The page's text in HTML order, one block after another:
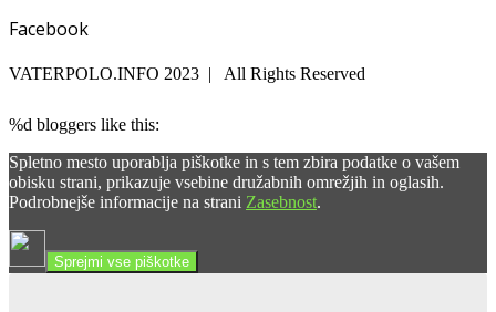
Facebook
VATERPOLO.INFO 2023 | All Rights Reserved
%d bloggers like this:
Spletno mesto uporablja piškotke in s tem zbira podatke o vašem
obisku strani, prikazuje vsebine družabnih omrežjih in oglasih.
Podrobnejše informacije na strani Zasebnost.
Sprejmi vse piškotke